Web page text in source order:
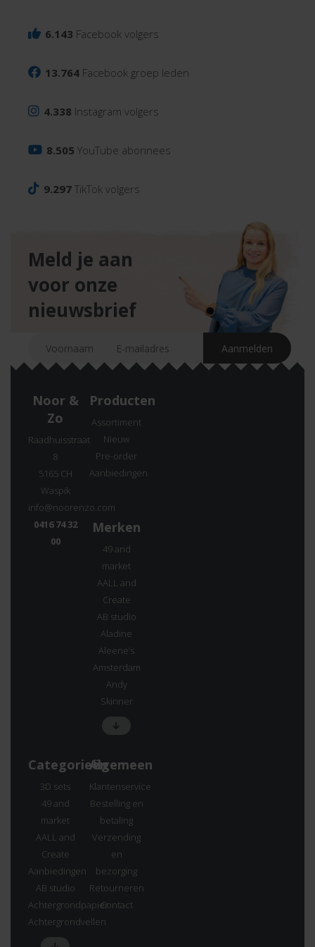
6.143 Facebook volgers
13.764 Facebook groep leden
4.338 Instagram volgers
8.505 YouTube abonnees
9.297 TikTok volgers
Meld je aan
voor onze
nieuwsbrief
Noor &
Zo
Raadhuisstraat
8
5165 CH
Waspik
info@noorenzo.com
0416 74 32
00
Producten
Assortiment
Nieuw
Pre-order
Aanbiedingen
Merken
49 and
market
AALL and
Create
AB studio
Aladine
Aleene’s
Amsterdam
Andy
Skinner
Categorieën
3D sets
49 and
market
AALL and
Create
Aanbiedingen
AB studio
Achtergrondpapier
Achtergrondvellen
Algemeen
Klantenservice
Bestelling en
betaling
Verzending
en
bezorging
Retourneren
Contact